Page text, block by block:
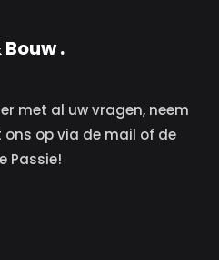
.
met al uw vragen, neem
op via de mail of de
Passie!